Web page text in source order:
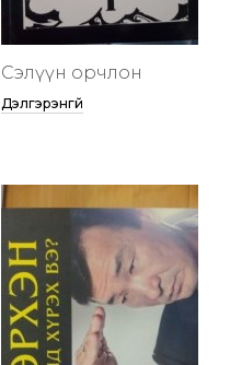
Сэлүүн орчлон
Дэлгэрэнгүй